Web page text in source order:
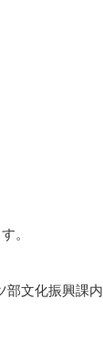
。
部文化振興課内